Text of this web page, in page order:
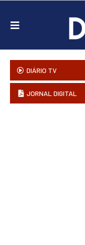
DIÁRIO TV
JORNAL DIGITAL